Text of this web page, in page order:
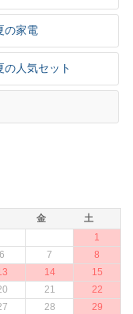
の家電
の人気セット
金
土
1
6 7
8
14
15
21
22
28
29